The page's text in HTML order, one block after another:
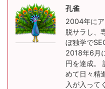
孔雀
2004年に
脱サラし、
ぼ独学で
2018年6月
円を達成。
めて日々精
入が入って